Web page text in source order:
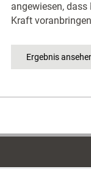
angewiesen,
Kraft